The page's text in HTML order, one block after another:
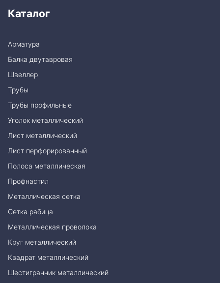
Каталог
Арматура
Балка двутавровая
Швеллер
Трубы
Трубы профильные
Уголок металлический
Лист металлический
Лист перфорированный
Полоса металлическая
Профнастил
Металлическая сетка
Сетка рабица
Металлическая проволока
Круг металлический
Квадрат металлический
Шестигранник металлический